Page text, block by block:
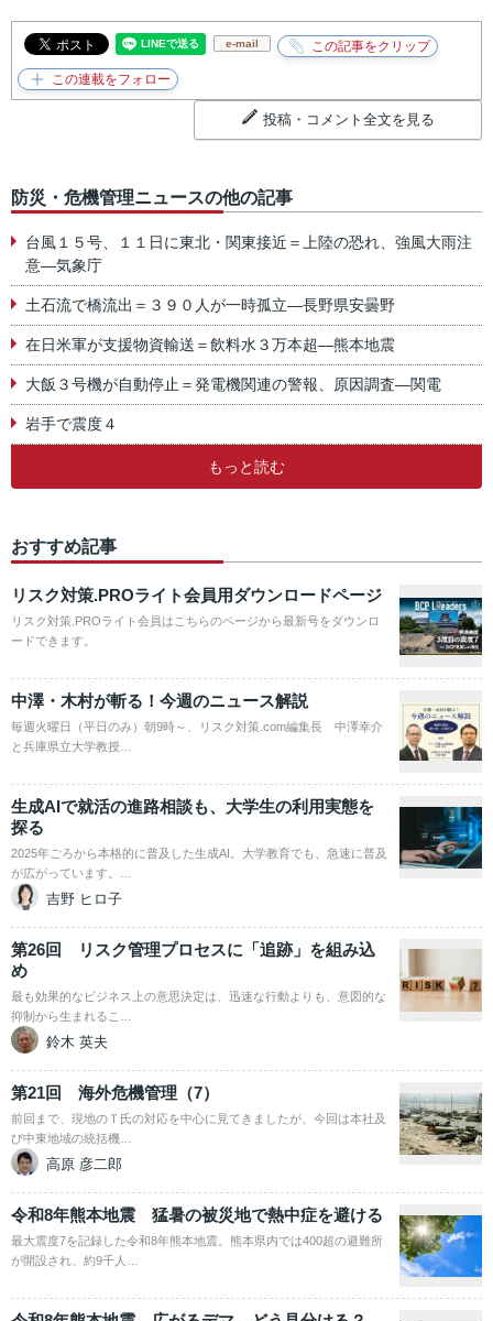
e-mail
投稿・コメント全文を見る
防災・危機管理ニュースの他の記事
台風１５号、１１日に東北・関東接近＝上陸の恐れ、強風大雨注
意―気象庁
土石流で橋流出＝３９０人が一時孤立―長野県安曇野
在日米軍が支援物資輸送＝飲料水３万本超―熊本地震
大飯３号機が自動停止＝発電機関連の警報、原因調査―関電
岩手で震度４
もっと読む
おすすめ記事
リスク対策.PROライト会員用ダウンロードページ
リスク対策.PROライト会員はこちらのページから最新号をダウンロ
ードできます。
中澤・木村が斬る！今週のニュース解説
毎週火曜日（平日のみ）朝9時～、リスク対策.com編集長 中澤幸介
と兵庫県立大学教授…
生成AIで就活の進路相談も、大学生の利用実態を
探る
2025年ごろから本格的に普及した生成AI。大学教育でも、急速に普及
が広がっています。…
吉野 ヒロ子
第26回 リスク管理プロセスに「追跡」を組み込
め
最も効果的なビジネス上の意思決定は、迅速な行動よりも、意図的な
抑制から生まれるこ…
鈴木 英夫
第21回 海外危機管理（7）
前回まで、現地のＴ氏の対応を中心に見てきましたが、今回は本社及
び中東地域の統括機…
高原 彦二郎
令和8年熊本地震 猛暑の被災地で熱中症を避ける
最大震度7を記録した令和8年熊本地震。熊本県内では400超の避難所
が開設され、約9千人…